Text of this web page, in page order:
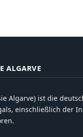
ALGARVE
Algarve) ist die
einschließlich der